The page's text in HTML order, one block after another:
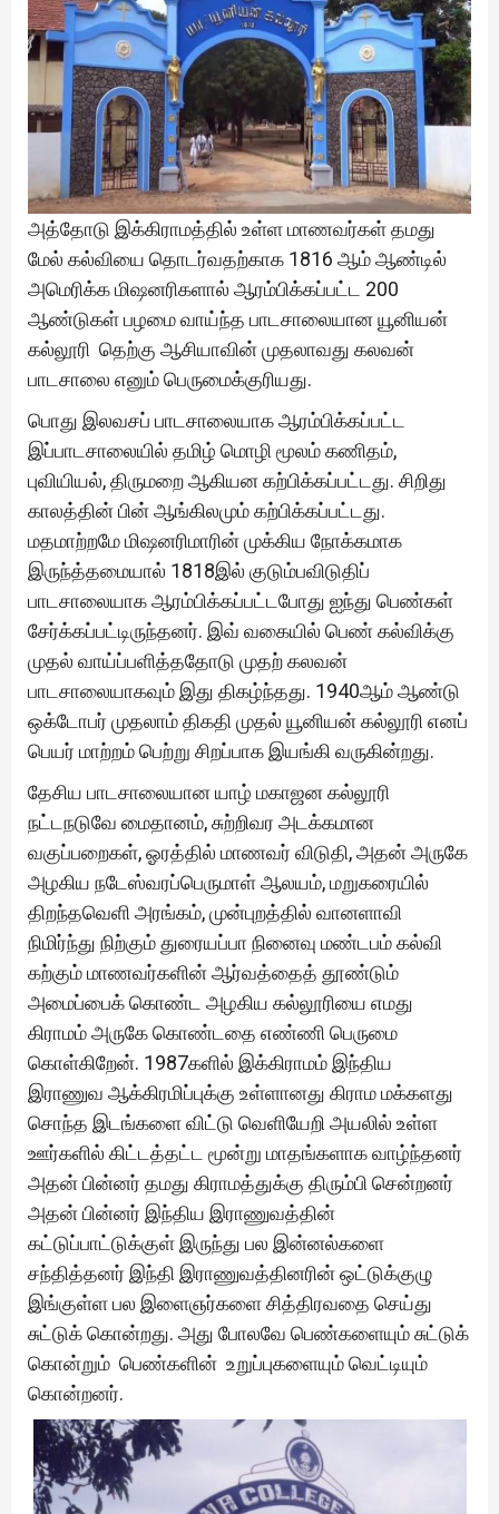
அத்தோடு இக்கிராமத்தில் உள்ள மாணவர்கள் தமது
மேல் கல்வியை தொடர்வதற்காக 1816 ஆம் ஆண்டில்
அமெரிக்க மிஷனரிகளால் ஆரம்பிக்கப்பட்ட 200
ஆண்டுகள் பழமை வாய்ந்த பாடசாலையான யூனியன்
கல்லூரி தெற்கு ஆசியாவின் முதலாவது கலவன்
பாடசாலை எனும் பெருமைக்குரியது.
பொது இலவசப் பாடசாலையாக ஆரம்பிக்கப்பட்ட
இப்பாடசாலையில் தமிழ் மொழி மூலம் கணிதம்,
புவியியல், திருமறை ஆகியன கற்பிக்கப்பட்டது. சிறிது
காலத்தின் பின் ஆங்கிலமும் கற்பிக்கப்பட்டது.
மதமாற்றமே மிஷனரிமாரின் முக்கிய நோக்கமாக
இருந்த்தமையால் 1818இல் குடும்பவிடுதிப்
பாடசாலையாக ஆரம்பிக்கப்பட்டபோது ஐந்து பெண்கள்
சேர்க்கப்பட்டிருந்தனர். இவ் வகையில் பெண் கல்விக்கு
முதல் வாய்ப்பளித்ததோடு முதற் கலவன்
பாடசாலையாகவும் இது திகழ்ந்தது. 1940ஆம் ஆண்டு
ஒக்டோபர் முதலாம் திகதி முதல் யூனியன் கல்லூரி எனப்
பெயர் மாற்றம் பெற்று சிறப்பாக இயங்கி வருகின்றது.
தேசிய பாடசாலையான யாழ் மகாஜன கல்லூரி
நட்டநடுவே மைதானம், சுற்றிவர அடக்கமான
வகுப்பறைகள், ஓரத்தில் மாணவர் விடுதி, அதன் அருகே
அழகிய நடேஸ்வரப்பெருமாள் ஆலயம், மறுகரையில்
திறந்தவெளி அரங்கம், முன்புறத்தில் வானளாவி
நிமிர்ந்து நிற்கும் துரையப்பா நினைவு மண்டபம் கல்வி
கற்கும் மாணவர்களின் ஆர்வத்தைத் தூண்டும்
அமைப்பைக் கொண்ட அழகிய கல்லூரியை எமது
கிராமம் அருகே கொண்டதை எண்ணி பெருமை
கொள்கிறேன். 1987களில் இக்கிராமம் இந்திய
இராணுவ ஆக்கிரமிப்புக்கு உள்ளானது கிராம மக்களது
சொந்த இடங்களை விட்டு வெளியேறி அயலில் உள்ள
ஊர்களில் கிட்டத்தட்ட மூன்று மாதங்களாக வாழ்ந்தனர்
அதன் பின்னர் தமது கிராமத்துக்கு திரும்பி சென்றனர்
அதன் பின்னர் இந்திய இராணுவத்தின்
கட்டுப்பாட்டுக்குள் இருந்து பல இன்னல்களை
சந்தித்தனர் இந்தி இராணுவத்தினரின் ஒட்டுக்குழு
இங்குள்ள பல இளைஞர்களை சித்திரவதை செய்து
சுட்டுக் கொன்றது. அது போலவே பெண்களையும் சுட்டுக்
கொன்றும் பெண்களின் உறுப்புகளையும் வெட்டியும்
கொன்றனர்.